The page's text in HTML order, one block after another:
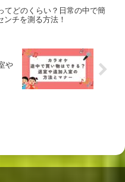
てどのくらい？日常の中で簡
ンチを測る方法！
や